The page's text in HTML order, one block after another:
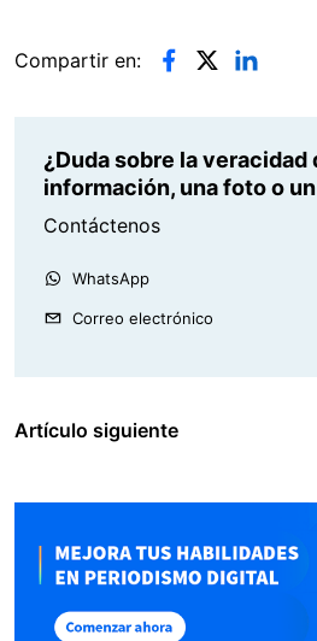
Compartir en:
¿Duda sobre la veracidad
información, una foto o
Contáctenos
WhatsApp
Correo electrónico
Artículo siguiente